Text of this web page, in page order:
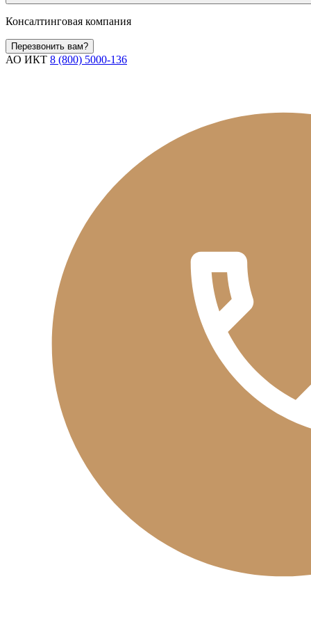
Консалтинговая компания
Перезвонить вам?
АО ИКТ 8 (800) 5000-136